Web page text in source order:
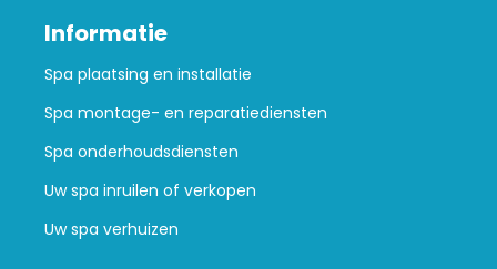
Informatie
Spa plaatsing en installatie
Spa montage- en reparatiediensten
Spa onderhoudsdiensten
Uw spa inruilen of verkopen
Uw spa verhuizen